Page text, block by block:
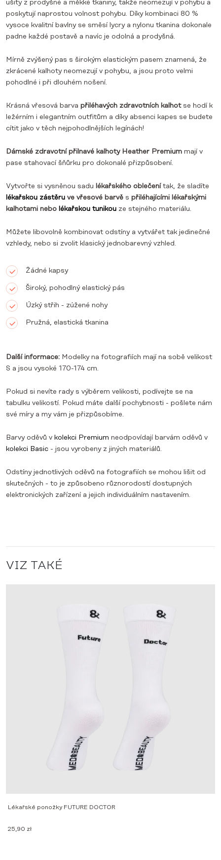
ušity z prodyšné a měkké tkaniny, takže neomezují v pohybu a
poskytují naprostou volnost pohybu. Díky kombinaci 80 %
vysoce kvalitní bavlny se směsí lycry a nylonu tkanina dokonale
padne každé postavě a navíc je odolná a prodyšná.
Mírně zvýšený pas s širokým elastickým pasem znamená, že
zkrácené kalhoty neomezují v pohybu, a jsou proto velmi
pohodlné i při dlouhém nošení.
Krásná vřesová barva přiléhavých zdravotních kalhotse hodí k
ležérním i elegantním outfitům a díky absenci kapes se budete
cítit jako v těch nejpohodlnějších legínách!
Dámské zdravotní přilnavé kalhoty Heather Premium mají v
pase stahovací šňůrku pro dokonalé přizpůsobení.
Vytvořte si vysněnou sadu lékařského oblečenítak, že sladíte
lékařskou zástěru ve vřesové barvě s přiléhajícími lékařskými
kalhotami nebo lékařskou tunikou ze stejného materiálu.
Můžete libovolně kombinovat odstíny a vytvářet tak jedinečné
vzhledy, nebo si zvolit klasický jednobarevný vzhled.
Žádné kapsy
Široký, pohodlný elastický pás
Úzký střih - zúžené nohy
Pružná, elastická tkanina
Další informace: Modelky na fotografiích mají na sobě velikost
S a jsou vysoké 170-174 cm.
Pokud si nevíte rady s výběrem velikosti, podívejte se na
tabulku velikostí. Pokud máte další pochybnosti - pošlete nám
své míry a my vám je přizpůsobíme.
Barvy oděvů v kolekci Premium neodpovídají barvám oděvů v
kolekci Basic - jsou vyrobeny z jiných materiálů.
Odstíny jednotlivých oděvů na fotografiích se mohou lišit od
skutečných - to je způsobeno různorodostí dostupných
elektronických zařízení a jejich individuálním nastavením.
VIZ TAKÉ
Lékařské ponožky FUTURE DOCTOR
25,90 zł